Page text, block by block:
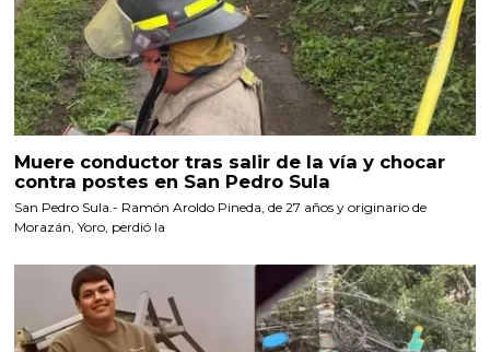
Muere conductor tras salir de la vía y chocar
contra postes en San Pedro Sula
San Pedro Sula.- Ramón Aroldo Pineda, de 27 años y originario de
Morazán, Yoro, perdió la